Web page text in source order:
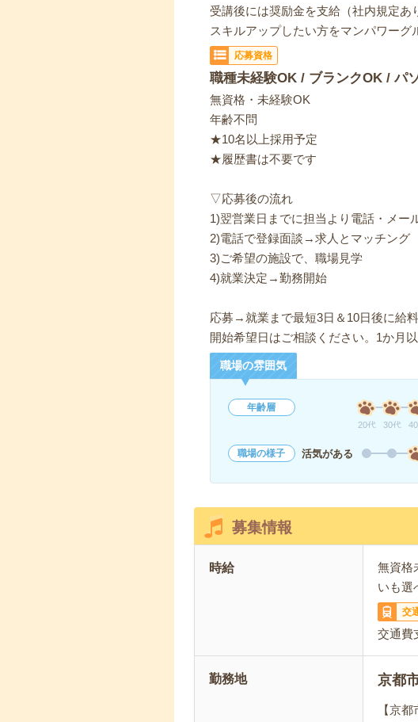
受講後には奨励金を支給（社内規定あ
スキルアップしたい方をマンパワーグ
応募資格
職種未経験OK / ブランクOK / パ
無資格・未経験OK
年齢不問
★10名以上採用予定
★履歴書は不要です
▽応募後の流れ
1)翌営業日までに担当より電話・メー
2)電話で登録面談→求人とマッチング
3)ご希望の施設で、職場見学
4)就業決定→勤務開始
応募→就業まで最短3日＆10日後に給料
開始希望日はご相談ください。1か月
職場の雰囲気
年齢層
20代 30代
職場の様子 活気がある
募集情報
時給
無資格
いも選
交
交通費
勤務地 京都
【京